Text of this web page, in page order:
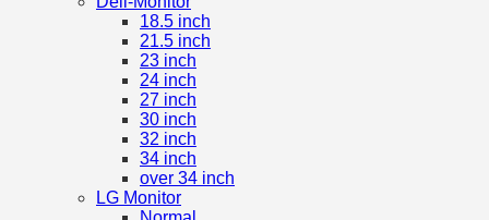
18.5 inch
21.5 inch
23 inch
24 inch
27 inch
30 inch
32 inch
34 inch
over 34 inch
LG Monitor